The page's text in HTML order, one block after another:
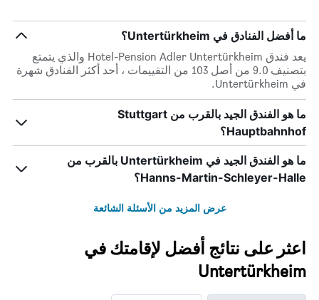
ما أفضل الفنادق في Untertürkheim؟
يعد فندق Hotel-Pension Adler Untertürkheim والذي يتمتع
بتصنيف 9.0 من أصل 103 من التقييمات ، أحد أكثر الفنادق شهرة
في Untertürkheim.
ما هو الفندق الجيد بالقرب من Stuttgart
Hauptbahnhof؟
ما هو الفندق الجيد في Untertürkheim بالقرب من
Hanns-Martin-Schleyer-Halle؟
عرض المزيد من الأسئلة الشائعة
اعثر على نتائج أفضل لإقامتك في
Untertürkheim